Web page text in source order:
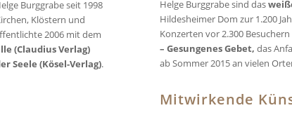
Burggrabe seit 1998
Klöstern und
2006 mit dem
(Claudius Verlag)
Seele (Kösel-Verlag).
Helge Burggrabe sind das
Hildesheimer Dom zur 1.200
Konzerten vor 2.300
– Gesungenes Gebet, das
ab Sommer 2015 an vielen
Mitwirkende